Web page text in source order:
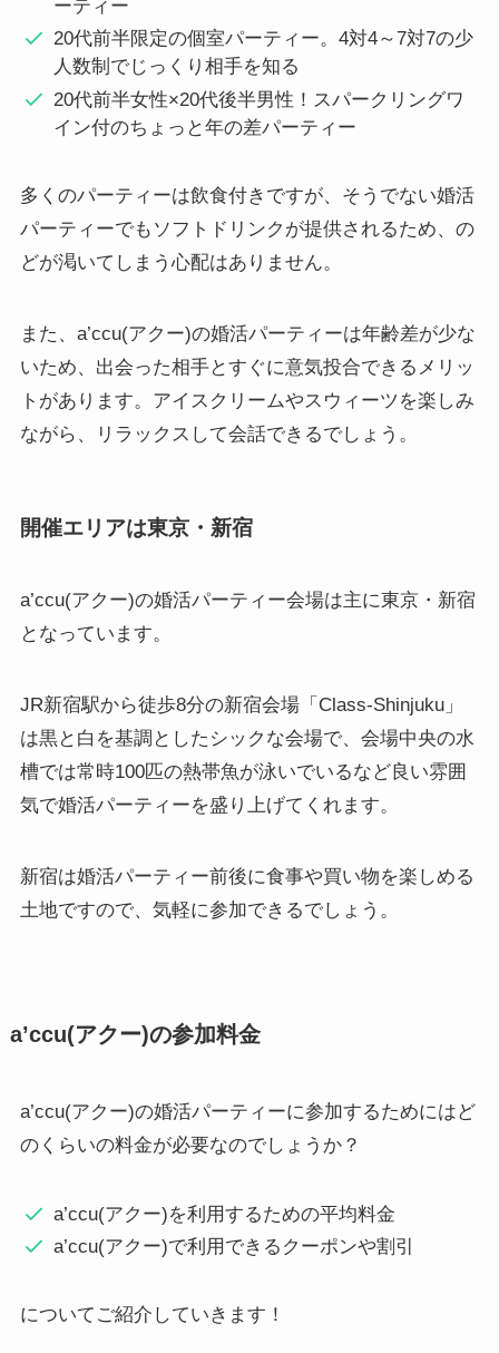
ーティー
20代前半限定の個室パーティー。4対4～7対7の少
人数制でじっくり相手を知る
20代前半女性×20代後半男性！スパークリングワ
イン付のちょっと年の差パーティー
多くのパーティーは飲食付きですが、そうでない婚活
パーティーでもソフトドリンクが提供されるため、の
どが渇いてしまう心配はありません。
また、a’ccu(アクー)の婚活パーティーは年齢差が少な
いため、出会った相手とすぐに意気投合できるメリッ
トがあります。アイスクリームやスウィーツを楽しみ
ながら、リラックスして会話できるでしょう。
開催エリアは東京・新宿
a’ccu(アクー)の婚活パーティー会場は主に東京・新宿
となっています。
JR新宿駅から徒歩8分の新宿会場「Class-Shinjuku」
は黒と白を基調としたシックな会場で、会場中央の水
槽では常時100匹の熱帯魚が泳いでいるなど良い雰囲
気で婚活パーティーを盛り上げてくれます。
新宿は婚活パーティー前後に食事や買い物を楽しめる
土地ですので、気軽に参加できるでしょう。
a’ccu(アクー)の参加料金
a’ccu(アクー)の婚活パーティーに参加するためにはど
のくらいの料金が必要なのでしょうか？
a’ccu(アクー)を利用するための平均料金
a’ccu(アクー)で利用できるクーポンや割引
についてご紹介していきます！